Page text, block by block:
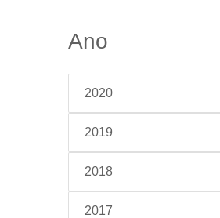
Ano
2020
2019
2018
2017